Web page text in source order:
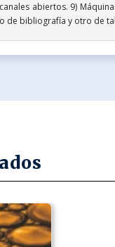
abiertos. 9)
de bibliografía y otro de